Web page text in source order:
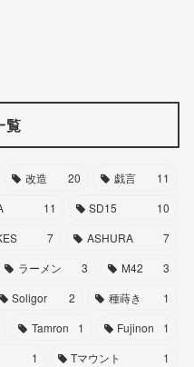
覧
改造 20 戯言
11
11 SD15
10
7 ASHURA
7
ラーメン 3 M42
3
Soligor 2 種蒔き
1
Tamron 1 Fujinon
1
1 Tマウント
1